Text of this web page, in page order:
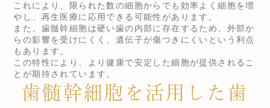
これにより、限られた数の細胞からでも効率よく細胞を増
やし、再生医療に応用できる可能性があります。
また、歯髄幹細胞は硬い歯の内部に存在するため、外部か
らの影響を受けにくく、遺伝子が傷つきにくいという利点
もあります。
この特性により、より健康で安定した細胞が提供されるこ
とが期待されています。
歯髄幹細胞を活用した歯